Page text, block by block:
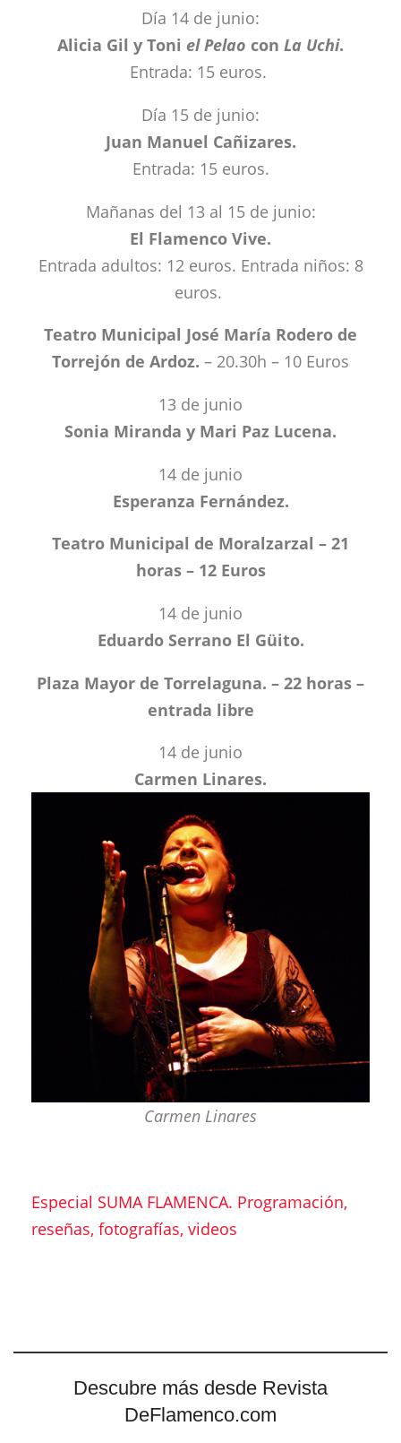
Día 14 de junio:
Alicia Gil y Toni el Pelao con La Uchi.
Entrada: 15 euros.
Día 15 de junio:
Juan Manuel Cañizares.
Entrada: 15 euros.
Mañanas del 13 al 15 de junio:
El Flamenco Vive.
Entrada adultos: 12 euros. Entrada niños: 8
euros.
Teatro Municipal José María Rodero de
Torrejón de Ardoz. – 20.30h – 10 Euros
13 de junio
Sonia Miranda y Mari Paz Lucena.
14 de junio
Esperanza Fernández.
Teatro Municipal de Moralzarzal – 21
horas – 12 Euros
14 de junio
Eduardo Serrano El Güito.
Plaza Mayor de Torrelaguna. – 22 horas –
entrada libre
14 de junio
Carmen Linares.
Carmen Linares
Especial SUMA FLAMENCA. Programación,
reseñas, fotografías, videos
Descubre más desde Revista
DeFlamenco.com